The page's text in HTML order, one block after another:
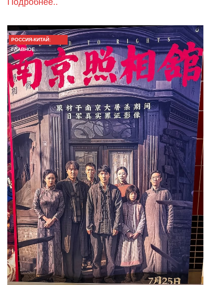
РОССИЯ-КИТАЙ:
ГЛАВНОЕ